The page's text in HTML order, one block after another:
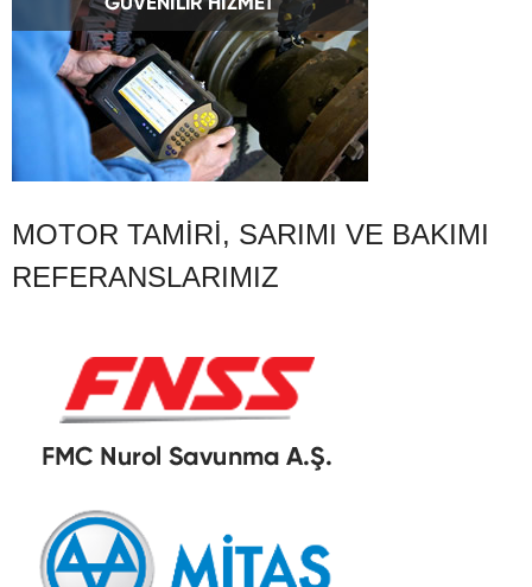
MOTOR TAMIRI, SARIMI VE BAKIMI
REFERANSLARIMIZ